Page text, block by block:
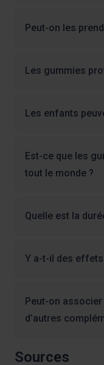
Peut-on les
Les gummies
Les enfants
Est-ce que les
tout le monde ?
Quelle est la
Y a-t-il des
Peut-on
d’autres
Sources